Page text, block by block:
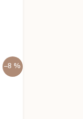
–8 %